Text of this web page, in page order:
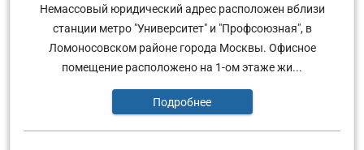
Немассовый юридический адрес расположен вблизи
станции метро "Университет" и "Профсоюзная", в
Ломоносовском районе города Москвы. Офисное
помещение расположено на 1-ом этаже жи...
Подробнее